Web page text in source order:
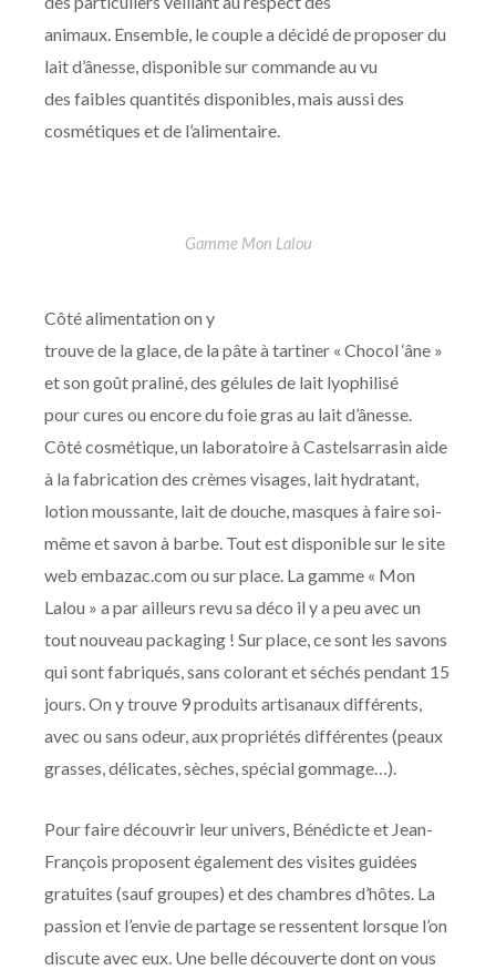
animaux. Ensemble, le couple a décidé de proposer du
lait d’ânesse, disponible sur commande au vu
des faibles quantités disponibles, mais aussi des
cosmétiques et de l’alimentaire.
Gamme Mon Lalou
Côté alimentation on y
trouve de la glace, de la pâte à tartiner « Chocol ‘âne »
et son goût praliné, des gélules de lait lyophilisé
pour cures ou encore du foie gras au lait d’ânesse.
Côté cosmétique, un laboratoire à Castelsarrasin aide
à la fabrication des crèmes visages, lait hydratant,
lotion moussante, lait de douche, masques à faire soi-
même et savon à barbe. Tout est disponible sur le site
web embazac.com ou sur place. La gamme « Mon
Lalou » a par ailleurs revu sa déco il y a peu avec un
tout nouveau packaging ! Sur place, ce sont les savons
qui sont fabriqués, sans colorant et séchés pendant 15
jours. On y trouve 9 produits artisanaux différents,
avec ou sans odeur, aux propriétés différentes (peaux
grasses, délicates, sèches, spécial gommage…).
Pour faire découvrir leur univers, Bénédicte et Jean-
François proposent également des visites guidées
gratuites (sauf groupes) et des chambres d’hôtes. La
passion et l’envie de partage se ressentent lorsque l’on
discute avec eux. Une belle découverte dont on vous